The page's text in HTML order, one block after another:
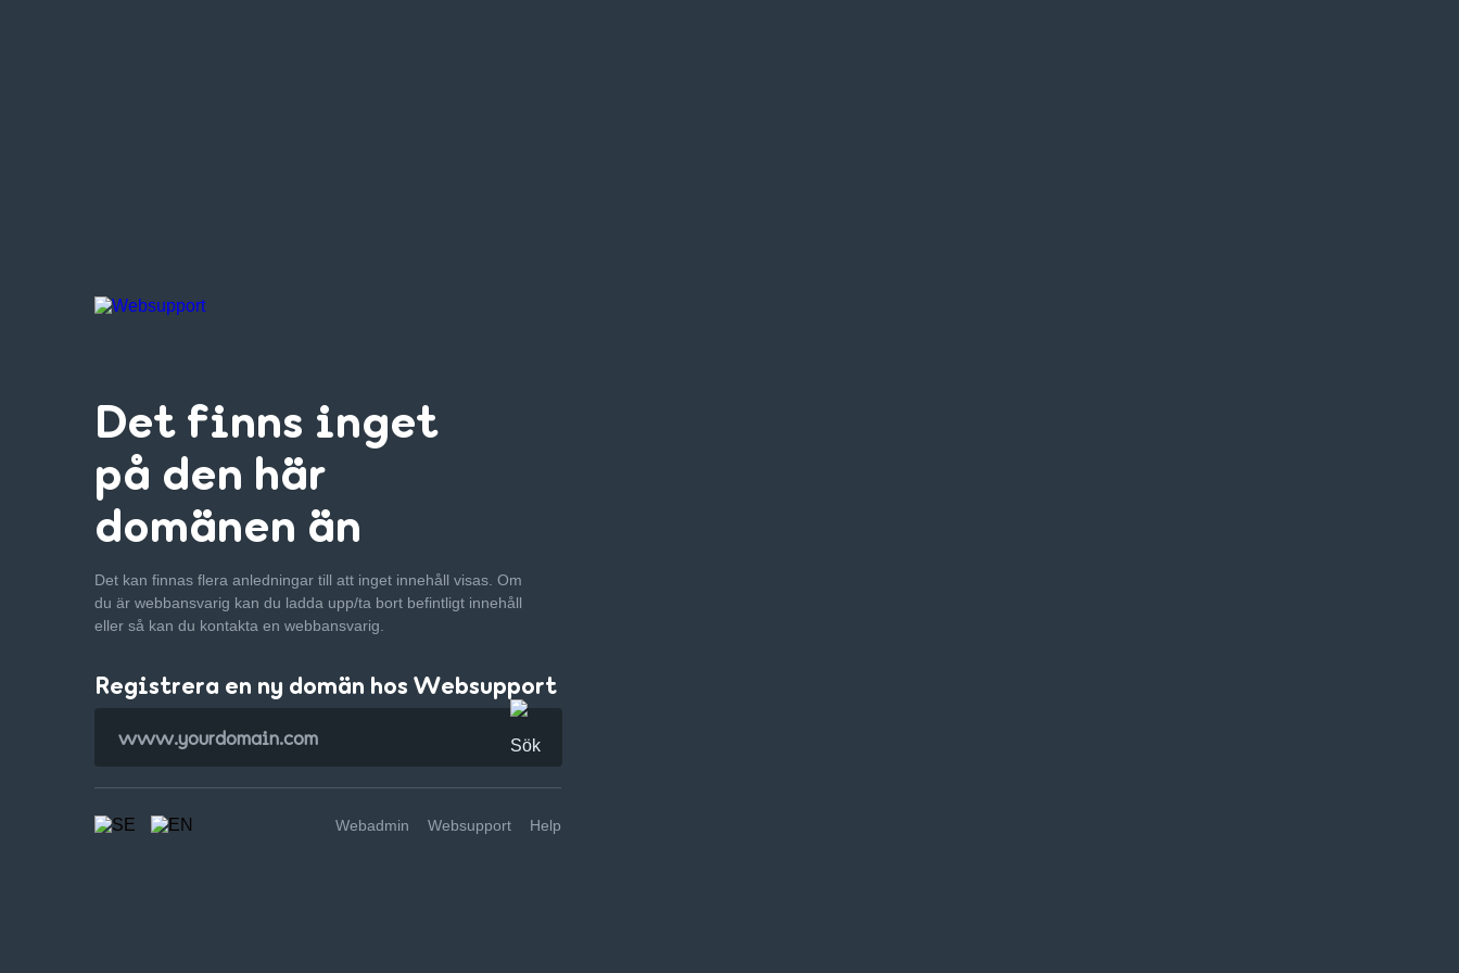
Det finns inget
på den här
domänen än
Det kan finnas flera anledningar till att inget innehåll visas. Om
du är webbansvarig kan du ladda upp/ta bort befintligt innehåll
eller så kan du kontakta en webbansvarig.
Registrera en ny domän hos Websupport
Webadmin Websupport Help